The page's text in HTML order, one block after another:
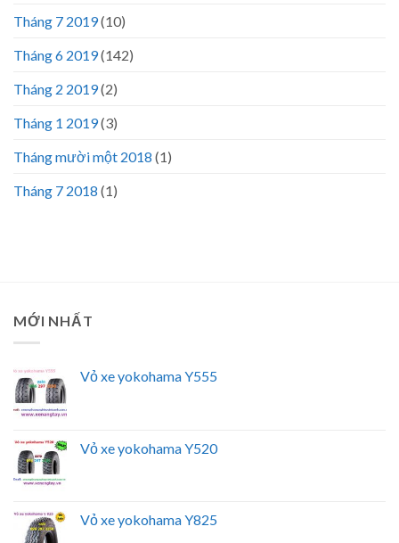
Tháng 7 2019(10)
Tháng 6 2019(142)
Tháng 2 2019(2)
Tháng 1 2019(3)
Tháng mười một 2018 (1)
Tháng 7 2018 (1)
MỚI NHẤT
Vỏ xe yokohama Y555
Vỏ xe yokohama Y520
Vỏ xe yokohama Y825